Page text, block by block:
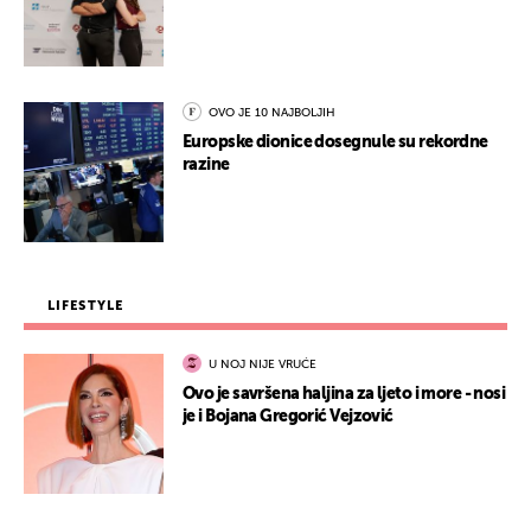
OVO JE 10 NAJBOLJIH
Europske dionice dosegnule su rekordne
razine
LIFESTYLE
U NOJ NIJE VRUĆE
Ovo je savršena haljina za ljeto i more - nosi
je i Bojana Gregorić Vejzović